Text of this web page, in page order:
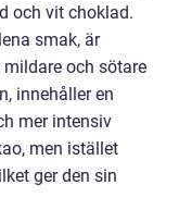
och vit choklad.
smak, är
och sötare
innehåller en
mer intensiv
men istället
ger den sin